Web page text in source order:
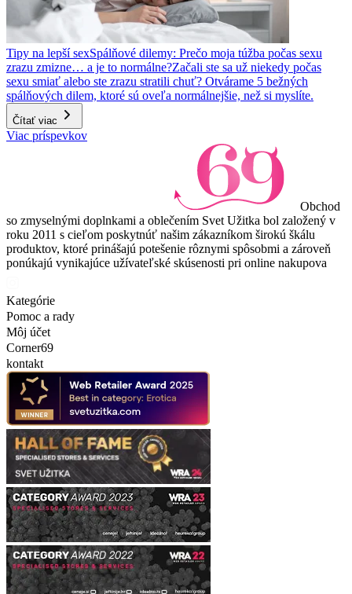
Tipy na lepší sexSpálňové dilemy: Prečo moja túžba počas sexu
zrazu zmizne… a je to normálne?Začali ste sa už niekedy počas
sexu smiať alebo ste zrazu stratili chuť? Otvárame 5 bežných
spálňových dilem, ktoré sú oveľa normálnejšie, než si myslíte.
Čítať viac
Viac príspevkov
Obchod
so zmyselnými doplnkami a oblečením Svet Užitka bol založený v
roku 2011 s cieľom poskytnúť našim zákazníkom širokú škálu
produktov, ktoré prinášajú potešenie rôznymi spôsobmi a zároveň
ponúkajú vynikajúce užívateľské skúsenosti pri online nakupova
Kategórie
Pomoc a rady
Môj účet
Corner69
kontakt